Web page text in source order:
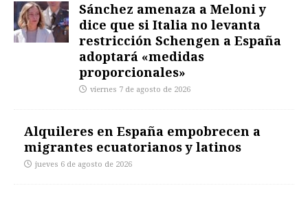
Sánchez amenaza a Meloni y
dice que si Italia no levanta
restricción Schengen a España
adoptará «medidas
proporcionales»
viernes 7 de agosto de 2026
Alquileres en España empobrecen a
migrantes ecuatorianos y latinos
jueves 6 de agosto de 2026